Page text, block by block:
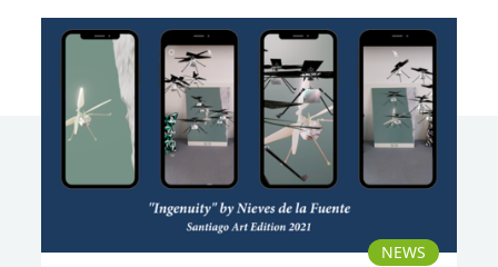
Kategorie
Datum
Sortierung
News
NEWS